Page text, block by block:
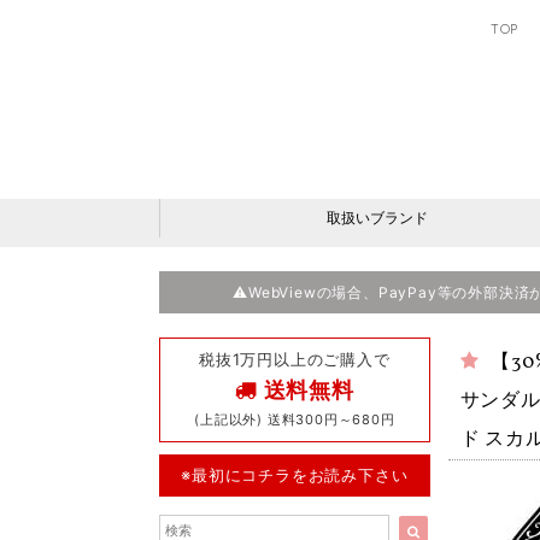
TOP
取扱いブランド
⚠️WebViewの場合、PayPay等の外部決済
税抜1万円以上のご購入で
送料無料
(上記以外) 送料300円～680円
※最初にコチラをお読み下さい
【
サンダ
ド スカ